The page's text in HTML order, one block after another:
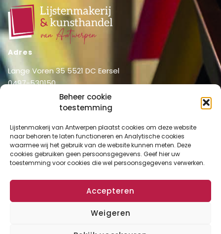
Beheer cookie
toestemming
Lijstenmakerij van Antwerpen plaatst cookies om deze website
naar behoren te laten functioneren en Analytische cookies
waarmee wij het gebruik van de website kunnen meten. Deze
cookies gebruiken geen persoonsgegevens. Geef hier uw
toestemming voor cookies die wel persoonsgegevens verwerken.
Accepteren
Weigeren
Adres
Lange Voren 35 5521 DC Eersel
0497-530150
info@lijstenmakerij vanantwerpen.nl
Home
Over ons
Diensten
Lijstenmakerij
Shop
Shop
Mijn account
Winkelmand
Checkout